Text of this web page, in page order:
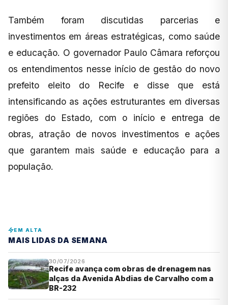
Também foram discutidas parcerias e
investimentos em áreas estratégicas, como saúde
e educação. O governador Paulo Câmara reforçou
os entendimentos nesse início de gestão do novo
prefeito eleito do Recife e disse que está
intensificando as ações estruturantes em diversas
regiões do Estado, com o início e entrega de
obras, atração de novos investimentos e ações
que garantem mais saúde e educação para a
população.
EM ALTA
MAIS LIDAS DA SEMANA
30/07/2026
Recife avança com obras de drenagem nas
alças da Avenida Abdias de Carvalho com a
BR-232